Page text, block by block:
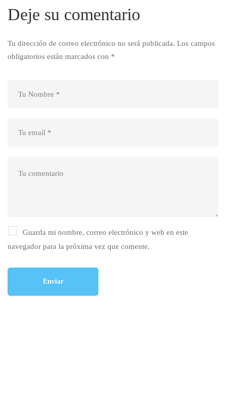
Deje su comentario
Tu dirección de correo electrónico no será publicada. Los campos
obligatorios están marcados con *
Guarda mi nombre, correo electrónico y web en este
navegador para la próxima vez que comente.